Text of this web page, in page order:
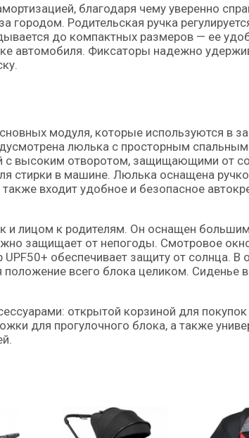
благодаря чему уверенно
Родительская ручка
до компактных размеров — ее
автомобиля. Фиксаторы надежно
модуля, которые используются в
люлька с просторным
высоким отворотом, защищающими от
стирки в машине. Люлька оснащена
входит удобное и безопасное
и лицом к родителям. Он оснащен
защищает от непогоды. Смотровое
обеспечивает защиту от солнца. В
положение всего блока целиком. Сиденье
открытой корзиной для покупок
для прогулочного блока, а также